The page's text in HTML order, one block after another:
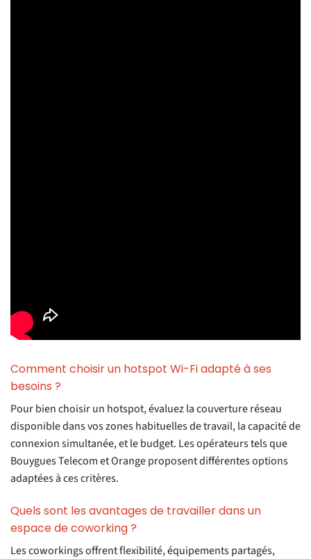
Comment choisir un hotspot Wi-Fi adapté à ses
besoins ?
Pour bien choisir un hotspot, évaluez la couverture réseau
disponible dans vos zones habituelles de travail, la capacité de
connexion simultanée, et le budget. Les opérateurs tels que
Bouygues Telecom et Orange proposent différentes options
adaptées à ces critères.
Quels sont les avantages de travailler dans un
espace de coworking ?
Les coworkings offrent flexibilité, équipements partagés,